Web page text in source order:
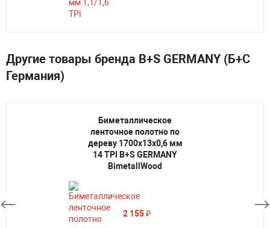
Другие товары бренда B+S GERMANY (Б+С
Германия)
Биметаллическое
ленточное полотно по
дереву 1700х13х0,6 мм
14 TPI B+S GERMANY
BimetallWood
2 155₽